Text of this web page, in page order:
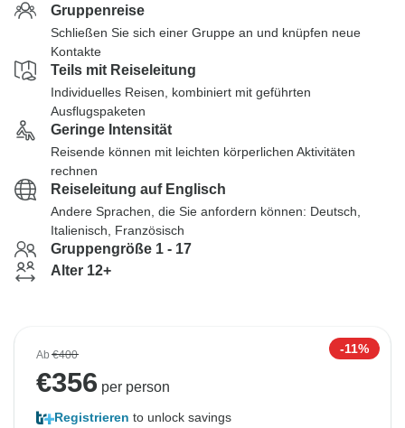
Gruppenreise
Schließen Sie sich einer Gruppe an und knüpfen neue
Kontakte
Teils mit Reiseleitung
Individuelles Reisen, kombiniert mit geführten
Ausflugspaketen
Geringe Intensität
Reisende können mit leichten körperlichen Aktivitäten
rechnen
Reiseleitung auf Englisch
Andere Sprachen, die Sie anfordern können: Deutsch,
Italienisch, Französisch
Gruppengröße 1 - 17
Alter 12+
Ab€400 -11%
€356 per person
Registrieren to unlock savings